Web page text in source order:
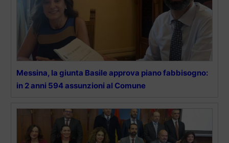
Messina, la giunta Basile approva piano fabbisogno:
in 2 anni 594 assunzioni al Comune